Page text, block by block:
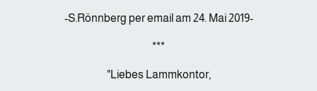
-S.Rönnberg per email am 24. Mai 2019-
***
"Liebes Lammkontor,